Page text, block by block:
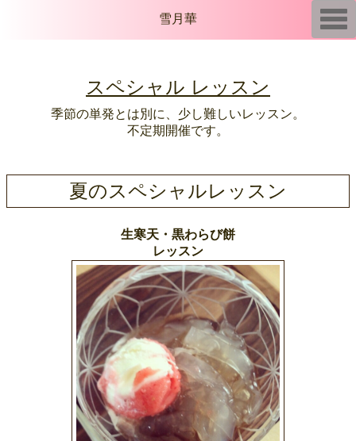
雪月華
スペシャル レッスン
季節の単発とは別に、少し難しいレッスン。
不定期開催です。
夏のスペシャルレッスン
生寒天・黒わらび餅
レッスン
T
o
g